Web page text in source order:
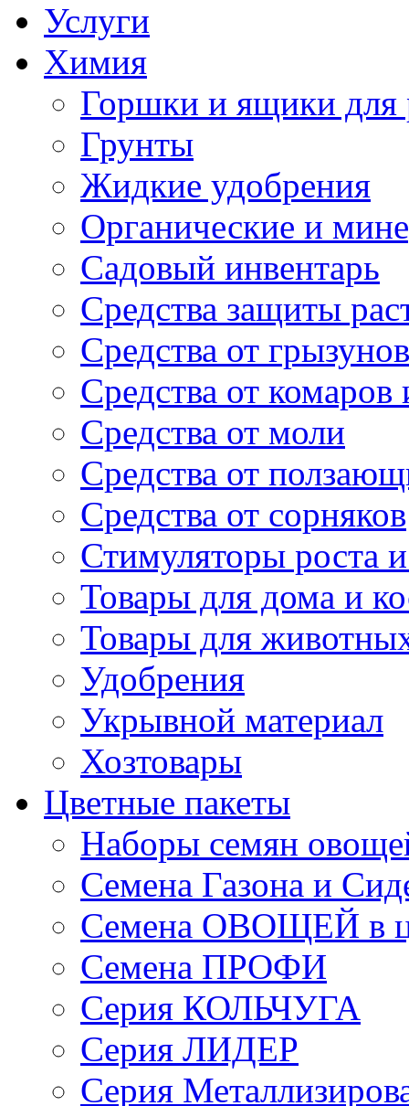
Услуги
Химия
Горшки и ящики для
Грунты
Жидкие удобрения
Органические и
Садовый инвентарь
Средства защиты
Средства от грызунов
Средства от
Средства от моли
Средства от
Средства от сорняков
Стимуляторы роста и
Товары для дома и
Товары для
Удобрения
Укрывной материал
Хозтовары
Цветные пакеты
Наборы семян
Семена Газона и
Семена ОВОЩЕЙ в
Семена ПРОФИ
Серия КОЛЬЧУГА
Серия ЛИДЕР
Серия